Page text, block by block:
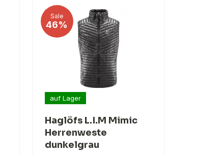
Sale
46%
auf Lager
Haglöfs L.I.M Mimic
Herrenweste
dunkelgrau